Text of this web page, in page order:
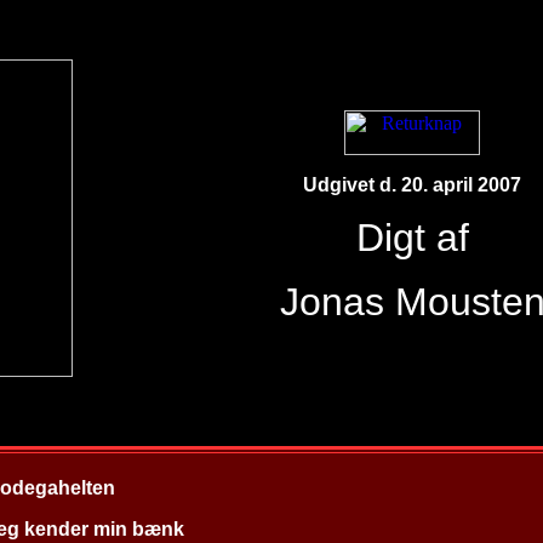
Udgivet d. 20. april 2007
Digt af
Jonas
kender min bænk